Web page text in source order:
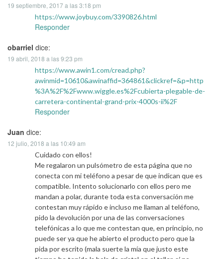
19 septiembre, 2017 a las 3:18 pm
https://www.joybuy.com/3390826.html
Responder
obarriel dice:
19 abril, 2018 a las 9:23 pm
https://www.awin1.com/cread.php?
awinmid=10610&awinaffid=364861&clickref=&p=http
%3A%2F%2Fwww.wiggle.es%2Fcubierta-plegable-de-
carretera-continental-grand-prix-4000s-ii%2F
Responder
Juan dice:
12 julio, 2018 a las 10:49 am
Cuidado con ellos!
Me regalaron un pulsómetro de esta página que no
conecta con mi teléfono a pesar de que indican que es
compatible. Intento solucionarlo con ellos pero me
mandan a polar, durante toda esta conversación me
contestan muy rápido e incluso me llaman al teléfono,
pido la devolución por una de las conversaciones
telefónicas a lo que me contestan que, en principio, no
puede ser ya que he abierto el producto pero que la
pida por escrito (mala suerte la mía que justo este